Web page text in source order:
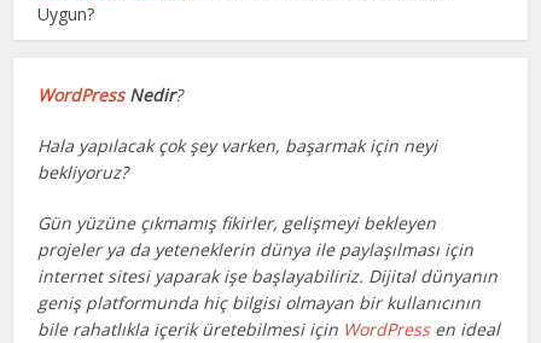
Uygun?
WordPressNedir?
Hala yapılacak çok şey varken, başarmak için neyi
bekliyoruz?
Gün yüzüne çıkmamış fikirler, gelişmeyi bekleyen
projeler ya da yeteneklerin dünya ile paylaşılması için
internet sitesi yaparak işe başlayabiliriz. Dijital dünyanın
geniş platformunda hiç bilgisi olmayan bir kullanıcının
bile rahatlıkla içerik üretebilmesi için WordPressen ideal